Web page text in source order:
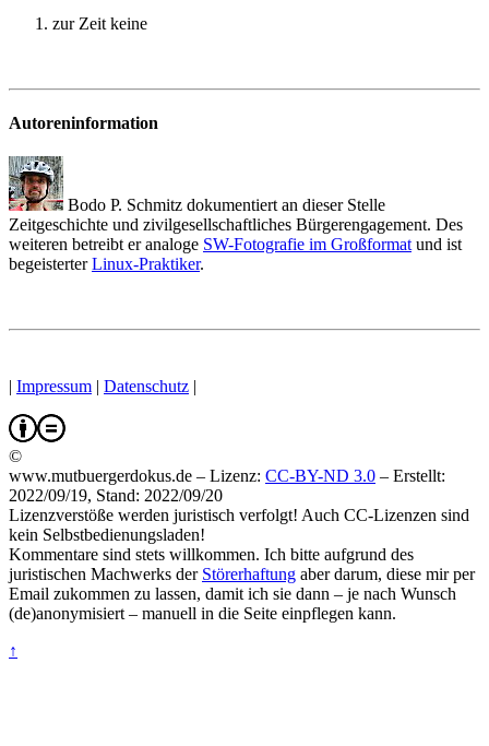
zur Zeit keine
Autoreninformation
Bodo P. Schmitz dokumentiert an dieser Stelle
Zeitgeschichte und zivilgesellschaftliches Bürgerengagement. Des
weiteren betreibt er analoge SW-Fotografie im Großformat und ist
begeisterterLinux-Praktiker.
| Impressum | Datenschutz |
©
www.mutbuergerdokus.de – Lizenz: CC-BY-ND 3.0 – Erstellt:
2022/09/19, Stand: 2022/09/20
Lizenzverstöße werden juristisch verfolgt! Auch CC-Lizenzen sind
kein Selbstbedienungsladen!
Kommentare sind stets willkommen. Ich bitte aufgrund des
juristischen Machwerks der Störerhaftung aber darum, diese mir per
Email zukommen zu lassen, damit ich sie dann – je nach Wunsch
(de)anonymisiert – manuell in die Seite einpflegen kann.
↑